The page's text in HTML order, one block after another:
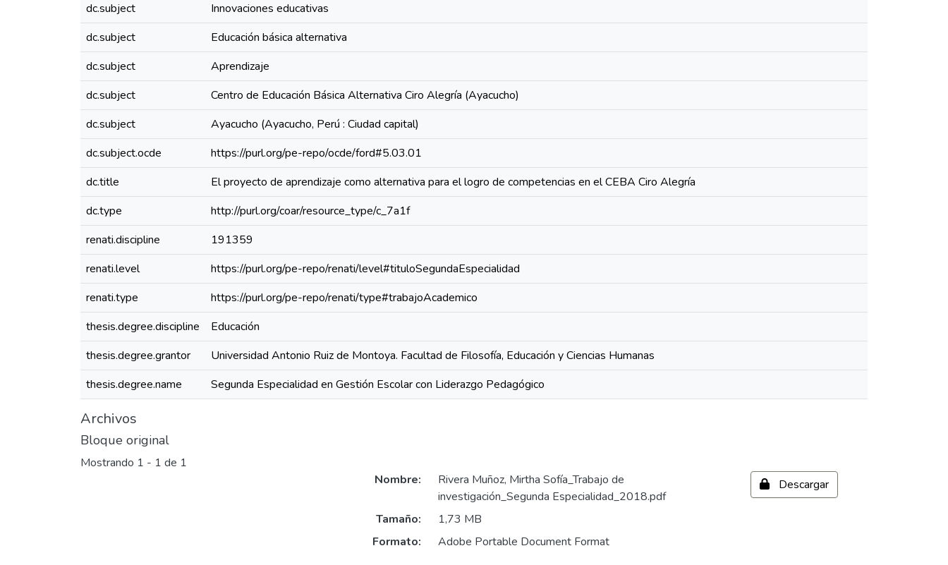
dc.subject
Innovaciones educativas
dc.subject
Educación básica alternativa
dc.subject
Aprendizaje
dc.subject
Centro de Educación Básica Alternativa Ciro Alegría (Ayacucho)
dc.subject
Ayacucho (Ayacucho, Perú : Ciudad capital)
dc.subject.ocde
https://purl.org/pe-repo/ocde/ford#5.03.01
dc.title
El proyecto de aprendizaje como alternativa para el logro de competencias en el CEBA Ciro Alegría
dc.type
http://purl.org/coar/resource_type/c_7a1f
renati.discipline
191359
renati.level
https://purl.org/pe-repo/renati/level#tituloSegundaEspecialidad
renati.type
https://purl.org/pe-repo/renati/type#trabajoAcademico
thesis.degree.discipline
Educación
thesis.degree.grantor
Universidad Antonio Ruiz de Montoya. Facultad de Filosofía, Educación y Ciencias Humanas
thesis.degree.name
Segunda Especialidad en Gestión Escolar con Liderazgo Pedagógico
Archivos
Bloque original
Mostrando 1 - 1 de 1
Nombre:
Rivera Muñoz, Mirtha Sofía_Trabajo de
investigación_Segunda Especialidad_2018.pdf
Tamaño:
1,73 MB
Formato:
Adobe Portable Document Format
Descargar